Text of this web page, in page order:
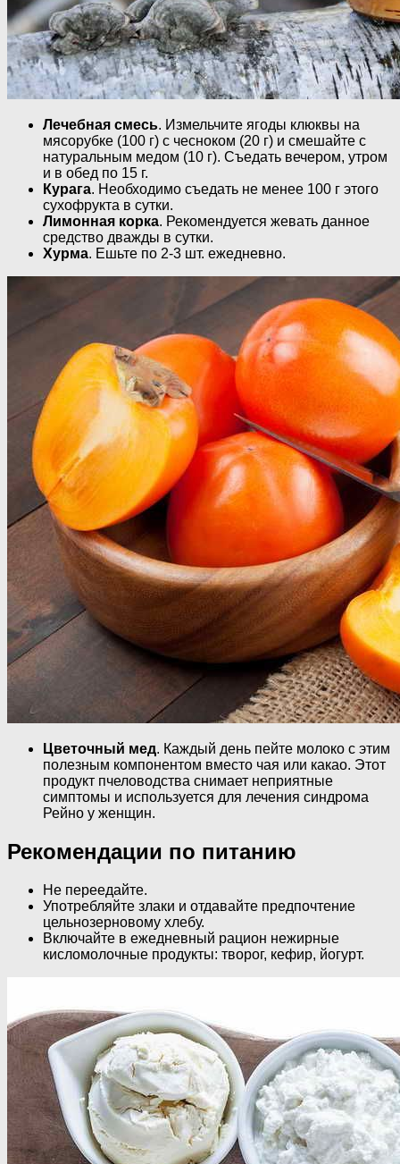
Лечебная смесь. Измельчите ягоды клюквы на
мясорубке (100 г) с чесноком (20 г) и смешайте с
натуральным медом (10 г). Съедать вечером, утром
и в обед по 15 г.
Курага. Необходимо съедать не менее 100 г этого
сухофрукта в сутки.
Лимонная корка. Рекомендуется жевать данное
средство дважды в сутки.
Хурма. Ешьте по 2-3 шт. ежедневно.
Цветочный мед. Каждый день пейте молоко с этим
полезным компонентом вместо чая или какао. Этот
продукт пчеловодства снимает неприятные
симптомы и используется для лечения синдрома
Рейно у женщин.
Рекомендации по питанию
Не переедайте.
Употребляйте злаки и отдавайте предпочтение
цельнозерновому хлебу.
Включайте в ежедневный рацион нежирные
кисломолочные продукты: творог, кефир, йогурт.